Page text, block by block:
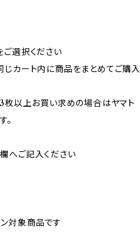
ご選択ください
カート内に商品をまとめてご購入
枚以上お買い求めの場合はヤマト
。
へご記入ください
対象商品です